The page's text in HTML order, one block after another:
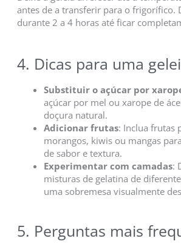
antes de a transferir para o frigorífico.
durante 2 a 4 horas até ficar
4. Dicas para uma
Substituir o açúcar por
açúcar por mel ou xarope de
doçura natural.
Adicionar frutas: Inclua frutas
morangos, kiwis ou mangas
de sabor e textura.
Experimentar com camadas:
misturas de gelatina de
uma sobremesa visualmente
5. Perguntas mais